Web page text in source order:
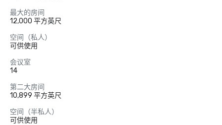
最大的房间
12,000 平方英尺
空间（私人）
可供使用
会议室
14
第二大房间
10,899 平方英尺
空间（半私人）
可供使用